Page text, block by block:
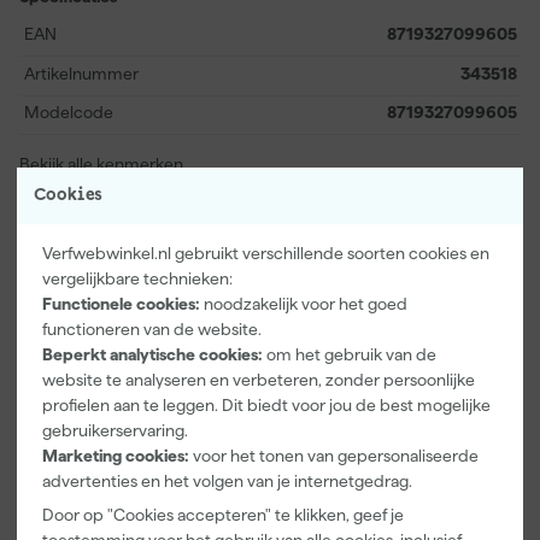
Cookies
Verfwebwinkel.nl gebruikt verschillende soorten cookies en
vergelijkbare technieken:
Functionele cookies: noodzakelijk voor het goed
functioneren van de website.
Beperkt analytische cookies: om het gebruik van de
website te analyseren en verbeteren, zonder persoonlijke
profielen aan te leggen. Dit biedt voor jou de best mogelijke
gebruikerservaring.
Marketing cookies: voor het tonen van gepersonaliseerde
advertenties en het volgen van je internetgedrag.
Door op "Cookies accepteren" te klikken, geef je
altijd nauwkeurig en professioneel zijn. Met de Paintura
Brushkeeper Pro werk je zorgeloos door en blijft elke kwast als
EAN
8719327099605
Artikelnummer 343518
Modelcode 8719327099605
Bekijk alle kenmerken
Vaak gekocht met